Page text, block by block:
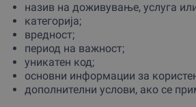
назив на доживување, услуга
категорија;
вредност;
период на важност;
уникатен код;
основни информации за
дополнителни услови, ако се